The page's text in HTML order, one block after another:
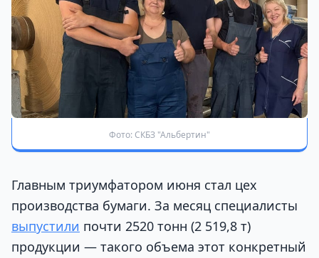
Фото: СКБЗ "Альбертин"
Главным триумфатором июня стал цех
производства бумаги. За месяц специалисты
выпустили почти 2520 тонн (2 519,8 т)
продукции — такого объема этот конкретный